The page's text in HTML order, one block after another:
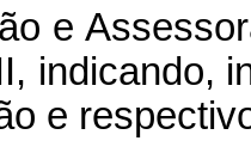
e
indicando,
e